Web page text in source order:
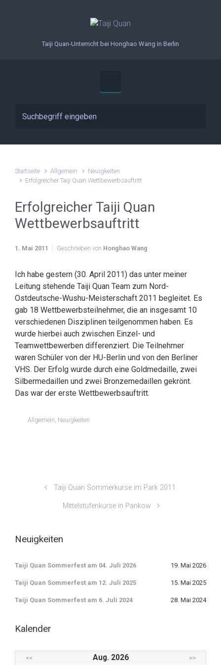
Taiji Quan-Unterricht bei Honghao Wang in Berlin
Startseite Allgemein
Neuigkeiten
Erfolgreicher Taiji Quan Wettbewerbsauftritt
Erfolgreicher Taiji Quan
Wettbewerbsauftritt
1. Mai 2011 Geschrieben von Honghao Wang
Ich habe gestern (30. April 2011) das unter meiner
Leitung stehende Taiji Quan Team zum Nord-
Ostdeutsche-Wushu-Meisterschaft 2011 begleitet. Es
gab 18 Wettbewerbsteilnehmer, die an insgesamt 10
verschiedenen Disziplinen teilgenommen haben. Es
wurde hierbei auch zwischen Einzel- und
Teamwettbewerben differenziert. Die Teilnehmer
waren Schüler von der HU-Berlin und von den Berliner
VHS. Der Erfolg wurde durch eine Goldmedaille, zwei
Silbermedaillen und zwei Bronzemedaillen gekrönt.
Das war der erste Wettbewerbsauftritt.
Allgemein, Neuigkeiten
Taiji Quan Sommerkurse im Park 2011
Mittelstufenkurse in Pankow
Neuigkeiten
Taiji Quan Sommerfest am 04. Juli 2026 19. Mai 2026
Taiji Quan Sommerfest am 12. Juli 2025 15. Mai 2025
Taiji Quan Sommerfest am 6. Juli 2024 28. Mai 2024
Kalender
<< Aug. 2026 >>